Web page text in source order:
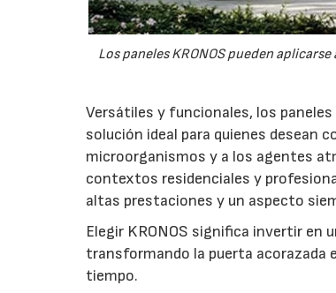
Los paneles KRONOS pueden
Versátiles y funcionales, los
solución ideal para quienes desean
microorganismos y a los agentes
contextos residenciales y
altas prestaciones y un aspecto
Elegir KRONOS significa invertir en
transformando la puerta acorazada
tiempo.